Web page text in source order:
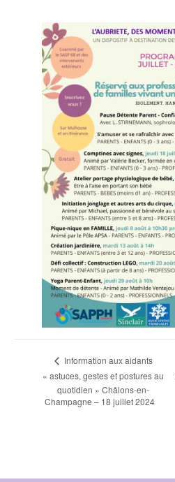
Navigation
Évènement
Information aux aidants
« astuces, gestes et postures au
quotidien » Châlons-en-
Champagne – 18 juillet 2024